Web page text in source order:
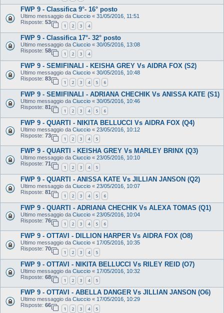
FWP 9 - Classifica 9°- 16° posto
Ultimo messaggio da Ciuccio « 31/05/2016, 11:51
Risposte: 53
1 2 3 4
FWP 9 - Classifica 17°- 32° posto
Ultimo messaggio da Ciuccio « 30/05/2016, 13:08
Risposte: 58
1 2 3 4
FWP 9 - SEMIFINALI - KEISHA GREY Vs AIDRA FOX (S2)
Ultimo messaggio da Ciuccio « 30/05/2016, 10:48
Risposte: 83
1 2 3 4 5 6
FWP 9 - SEMIFINALI - ADRIANA CHECHIK Vs ANISSA KATE (S1)
Ultimo messaggio da Ciuccio « 30/05/2016, 10:46
Risposte: 81
1 2 3 4 5 6
FWP 9 - QUARTI - NIKITA BELLUCCI Vs AIDRA FOX (Q4)
Ultimo messaggio da Ciuccio « 23/05/2016, 10:12
Risposte: 73
1 2 3 4 5
FWP 9 - QUARTI - KEISHA GREY Vs MARLEY BRINX (Q3)
Ultimo messaggio da Ciuccio « 23/05/2016, 10:10
Risposte: 71
1 2 3 4 5
FWP 9 - QUARTI - ANISSA KATE Vs JILLIAN JANSON (Q2)
Ultimo messaggio da Ciuccio « 23/05/2016, 10:07
Risposte: 81
1 2 3 4 5 6
FWP 9 - QUARTI - ADRIANA CHECHIK Vs ALEXA TOMAS (Q1)
Ultimo messaggio da Ciuccio « 23/05/2016, 10:04
Risposte: 76
1 2 3 4 5 6
FWP 9 - OTTAVI - DILLION HARPER Vs AIDRA FOX (O8)
Ultimo messaggio da Ciuccio « 17/05/2016, 10:35
Risposte: 70
1 2 3 4 5
FWP 9 - OTTAVI - NIKITA BELLUCCI Vs RILEY REID (O7)
Ultimo messaggio da Ciuccio « 17/05/2016, 10:32
Risposte: 68
1 2 3 4 5
FWP 9 - OTTAVI - ABELLA DANGER Vs JILLIAN JANSON (O6)
Ultimo messaggio da Ciuccio « 17/05/2016, 10:29
Risposte: 66
1 2 3 4 5